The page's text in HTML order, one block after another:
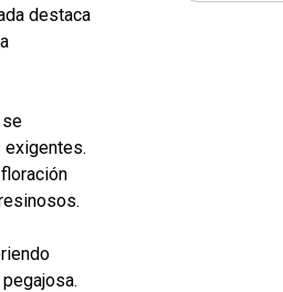
destaca
se
exigentes.